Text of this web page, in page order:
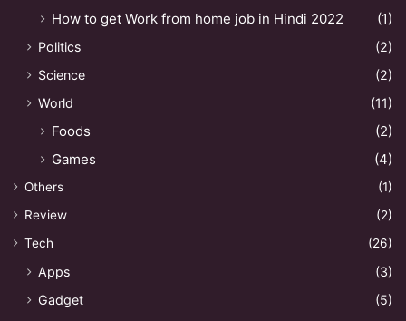
How to get Work from home job in Hindi 2022
(1)
Politics
(2)
Science
(2)
World
(11)
Foods
(2)
Games
(4)
Others
(1)
Review
(2)
Tech
(26)
Apps
(3)
Gadget
(5)